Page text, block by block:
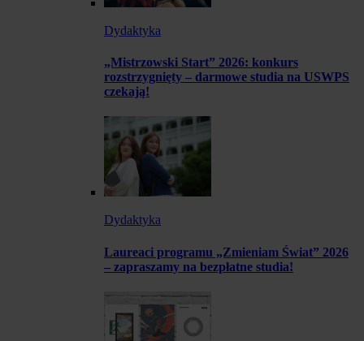
Dydaktyka
„Mistrzowski Start” 2026: konkurs
rozstrzygnięty – darmowe studia na USWPS
czekają!
Dydaktyka
Laureaci programu „Zmieniam Świat” 2026
– zapraszamy na bezpłatne studia!